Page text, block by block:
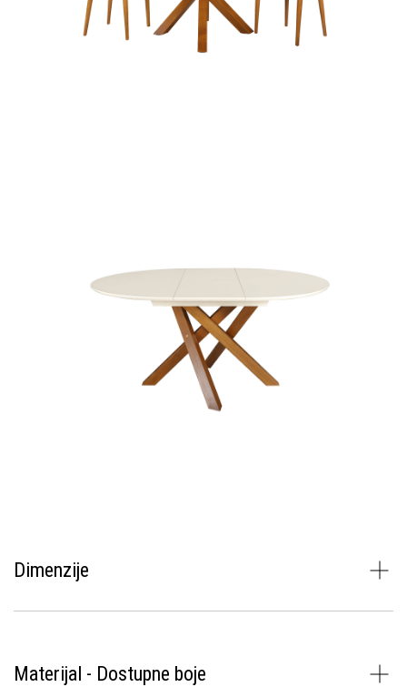
Dimenzije
Materijal - Dostupne boje